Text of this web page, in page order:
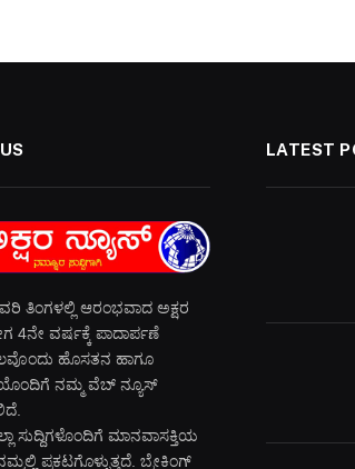
ತಿಂಗಳಲ್ಲಿ ಆರಂಭವಾದ ಅಕ್ಷರ
4ನೇ ವರ್ಷಕ್ಕೆ ಪಾದಾರ್ಪಣೆ
ಹೊಸತನ ಹಾಗೂ
ನಮ್ಮ ವೆಬ್ ನ್ಯೂಸ್
ಸುದ್ದಿಗಳೊಂದಿಗೆ ಮಾನವಾಸಕ್ತಿಯ
ಪ್ರಕಟಗೊಳ್ಳುತ್ತದೆ. ಬ್ರೇಕಿಂಗ್
LATEST